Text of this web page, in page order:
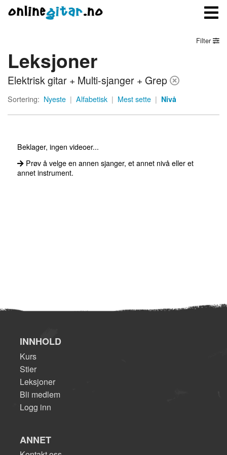
Meny
Logg inn
Filter
Leksjoner
Elektrisk gitar + Multi-sjanger + Grep
Sortering: Nyeste | Alfabetisk | Mest sette | Nivå
Beklager, ingen videoer...
Prøv å velge en annen sjanger, et annet nivå eller et
annet instrument.
INNHOLD
Kurs
Stier
Leksjoner
Bli medlem
Logg inn
ANNET